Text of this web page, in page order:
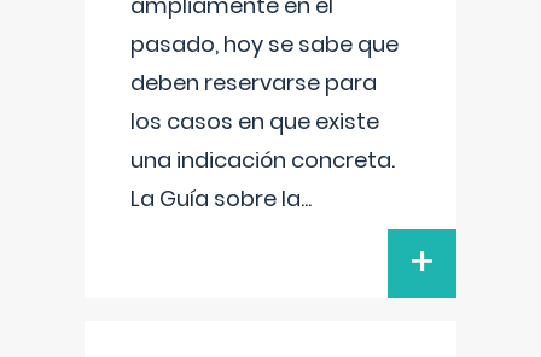
pasado, hoy se sabe que
deben reservarse para
los casos en que existe
una indicación concreta.
La Guía sobre la...
+